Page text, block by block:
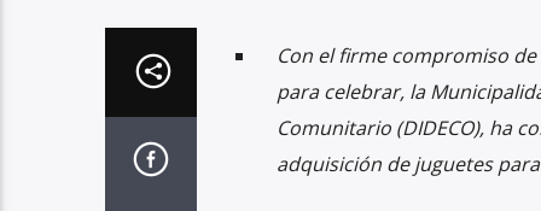
Con el firme compromiso
para celebrar, la
Comunitario (DIDECO), ha
adquisición de juguetes